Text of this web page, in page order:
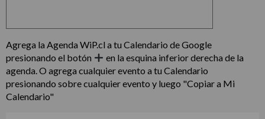
Agrega la Agenda WiP.cl a tu Calendario de Google
presionando el botón
en la esquina inferior derecha de la
agenda. O agrega cualquier evento a tu Calendario
presionando sobre cualquier evento y luego "Copiar a Mi
Calendario"